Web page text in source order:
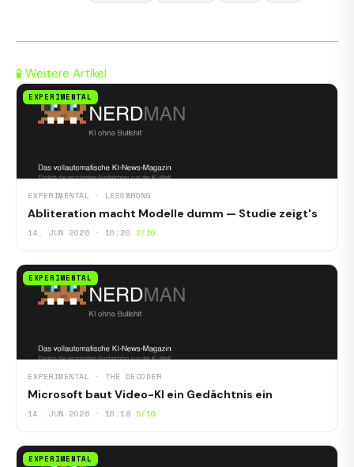
🧪 Weitere Artikel
EXPERIMENTAL
EXPERIMENTAL · LESSWRONG
Abliteration macht Modelle dumm — Studie zeigt's
14. JUN 2026 · 10:20 2/10
EXPERIMENTAL
EXPERIMENTAL · THE DECODER
Microsoft baut Video-KI ein Gedächtnis ein
14. JUN 2026 · 10:18 5/10
EXPERIMENTAL